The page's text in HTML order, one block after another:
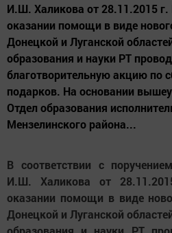
И.Ш. Халикова от 28.11.2015
оказании помощи в виде
Донецкой и Луганской
образования и науки РТ
благотворительную акцию по
подарков. На основании
Отдел образования
Мензелинского района...
В соответствии с
И.Ш. Халикова от
оказании помощи в виде
Донецкой и Луганской